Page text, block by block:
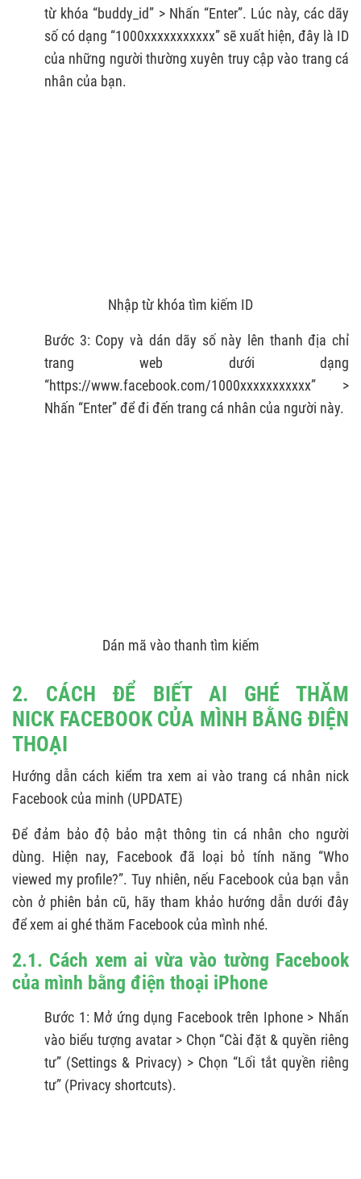
từ khóa “buddy_id” > Nhấn “Enter”. Lúc này, các dãy
số có dạng “1000xxxxxxxxxxx” sẽ xuất hiện, đây là ID
của những người thường xuyên truy cập vào trang cá
nhân của bạn.
Nhập từ khóa tìm kiếm ID
Bước 3: Copy và dán dãy số này lên thanh địa chỉ
trang web dưới dạng
“https://www.facebook.com/1000xxxxxxxxxxx” >
Nhấn “Enter” để đi đến trang cá nhân của người này.
Dán mã vào thanh tìm kiếm
2. CÁCH ĐỂ BIẾT AI GHÉ THĂM
NICK FACEBOOK CỦA MÌNH BẰNG ĐIỆN
THOẠI
Hướng dẫn cách kiểm tra xem ai vào trang cá nhân nick
Facebook của minh (UPDATE)
Để đảm bảo độ bảo mật thông tin cá nhân cho người
dùng. Hiện nay, Facebook đã loại bỏ tính năng “Who
viewed my profile?”. Tuy nhiên, nếu Facebook của bạn vẫn
còn ở phiên bản cũ, hãy tham khảo hướng dẫn dưới đây
để xem ai ghé thăm Facebook của mình nhé.
2.1. Cách xem ai vừa vào tường Facebook
của mình bằng điện thoại iPhone
Bước 1: Mở ứng dụng Facebook trên Iphone > Nhấn
vào biểu tượng avatar > Chọn “Cài đặt & quyền riêng
tư” (Settings & Privacy) > Chọn “Lối tắt quyền riêng
tư” (Privacy shortcuts).